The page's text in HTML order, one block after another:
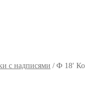
с надписями /Ф 18′